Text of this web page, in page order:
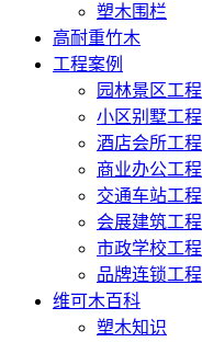
塑木围栏
高耐重竹木
工程案例
园林景区工程
小区别墅工程
酒店会所工程
商业办公工程
交通车站工程
会展建筑工程
市政学校工程
品牌连锁工程
维可木百科
塑木知识